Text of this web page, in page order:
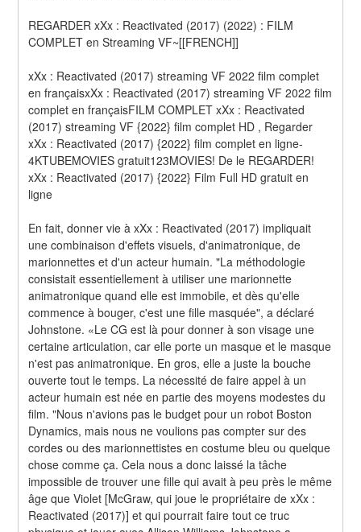
REGARDER xXx : Reactivated (2017) (2022) : FILM
COMPLET en Streaming VF~[[FRENCH]]
xXx : Reactivated (2017) streaming VF 2022 film complet
en françaisxXx : Reactivated (2017) streaming VF 2022 film
complet en françaisFILM COMPLET xXx : Reactivated
(2017) streaming VF {2022} film complet HD , Regarder
xXx : Reactivated (2017) {2022} film complet en ligne-
4KTUBEMOVIES gratuit123MOVIES! De le REGARDER!
xXx : Reactivated (2017) {2022} Film Full HD gratuit en
ligne
En fait, donner vie à xXx : Reactivated (2017) impliquait
une combinaison d'effets visuels, d'animatronique, de
marionnettes et d'un acteur humain. "La méthodologie
consistait essentiellement à utiliser une marionnette
animatronique quand elle est immobile, et dès qu'elle
commence à bouger, c'est une fille masquée", a déclaré
Johnstone. «Le CG est là pour donner à son visage une
certaine articulation, car elle porte un masque et le masque
n'est pas animatronique. En gros, elle a juste la bouche
ouverte tout le temps. La nécessité de faire appel à un
acteur humain est née en partie des moyens modestes du
film. "Nous n'avions pas le budget pour un robot Boston
Dynamics, mais nous ne voulions pas compter sur des
cordes ou des marionnettistes en costume bleu ou quelque
chose comme ça. Cela nous a donc laissé la tâche
impossible de trouver une fille qui avait à peu près le même
âge que Violet [McGraw, qui joue le propriétaire de xXx :
Reactivated (2017)] et qui pourrait faire tout ce truc